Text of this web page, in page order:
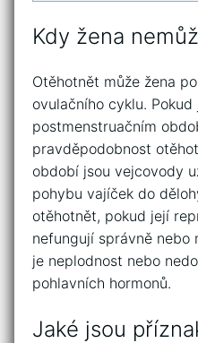
Kdy žena
Otěhotnět může žena
ovulačního cyklu. Pokud
postmenstruačním
pravděpodobnost
období jsou vejcovody
pohybu vajíček do
otěhotnět, pokud její
nefungují správně nebo
je neplodnost nebo
pohlavních hormonů.
Jaké jsou